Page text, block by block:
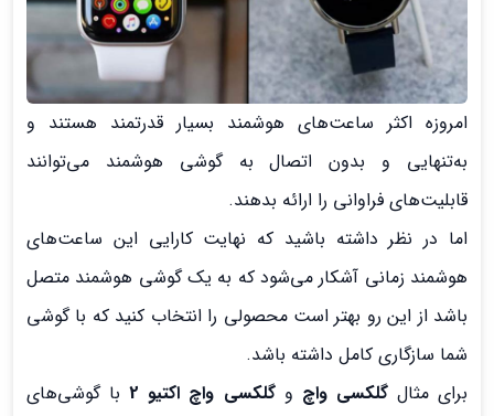
امروزه اکثر ساعت‌های هوشمند بسیار قدرتمند هستند و
به‌تنهایی و بدون اتصال به گوشی هوشمند می‌توانند
قابلیت‌های فراوانی را ارائه بدهند.
اما در نظر داشته باشید که نهایت کارایی این ساعت‌های
هوشمند زمانی آشکار می‌شود که به یک گوشی هوشمند متصل
باشد از این رو بهتر است محصولی را انتخاب کنید که با گوشی
شما سازگاری کامل داشته باشد.
برای مثالگلکسی واچ وگلکسی واچ اکتیو 2
با گوشی‌های